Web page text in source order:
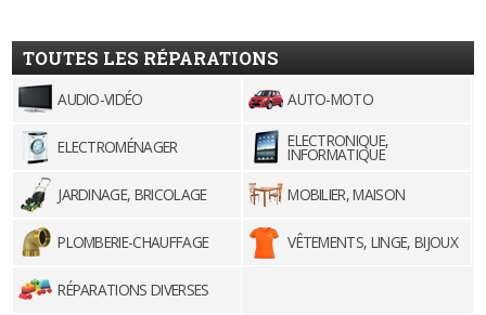
TOUTES LES RÉPARATIONS
AUDIO-VIDÉO AUTO-MOTO
ELECTROMÉNAGER ELECTRONIQUE,
INFORMATIQUE
JARDINAGE, BRICOLAGE
MOBILIER, MAISON
PLOMBERIE-CHAUFFAGE VÊTEMENTS, LINGE, BIJOUX
RÉPARATIONS DIVERSES